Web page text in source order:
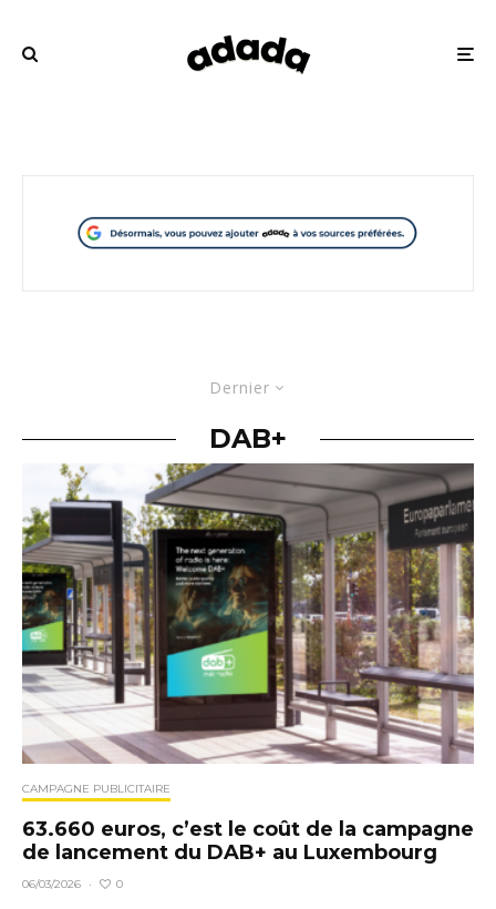
Dernier
DAB+
CAMPAGNE PUBLICITAIRE
63.660 euros, c’est le coût de la campagne
de lancement du DAB+ au Luxembourg
06/03/2026 · 0